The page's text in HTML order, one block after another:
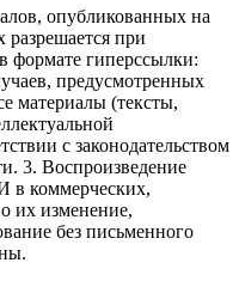
опубликованных на
разрешается при
формате гиперссылки:
предусмотренных
материалы (тексты,
с законодательством
3. Воспроизведение
в коммерческих,
их изменение,
без письменного